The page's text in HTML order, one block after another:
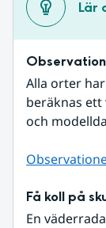
Lär
Alla orter
beräknas
och
Få koll på
En